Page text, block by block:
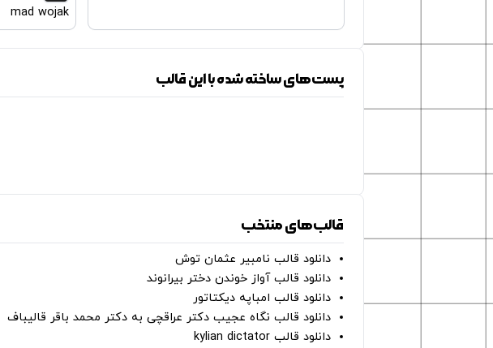
mad wojak
پست‌های ساخته شده با این قالب
قالب‌های منتخب
دانلود قالب نامبیر عثمان ‌توش
دانلود قالب آواز خوندن دختر بیرانوند
دانلود قالب امباپه دیکتاتور
دانلود قالب نگاه عجیب دکتر عراقچی به دکتر محمد باقر قالیباف
دانلود قالب kylian dictator